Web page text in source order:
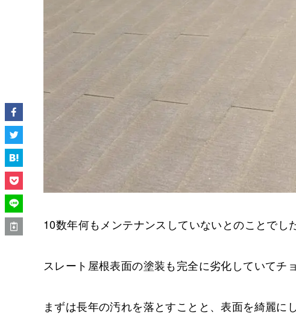
10数年何もメンテナンスしていないとのことでした
スレート屋根表面の塗装も完全に劣化していてチ
まずは長年の汚れを落とすことと、表面を綺麗に